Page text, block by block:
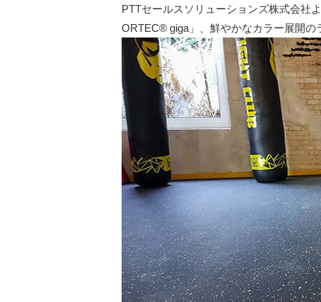
PTTセールスソリューションズ株式会社
ORTEC® giga」、鮮やかなカラー展開の